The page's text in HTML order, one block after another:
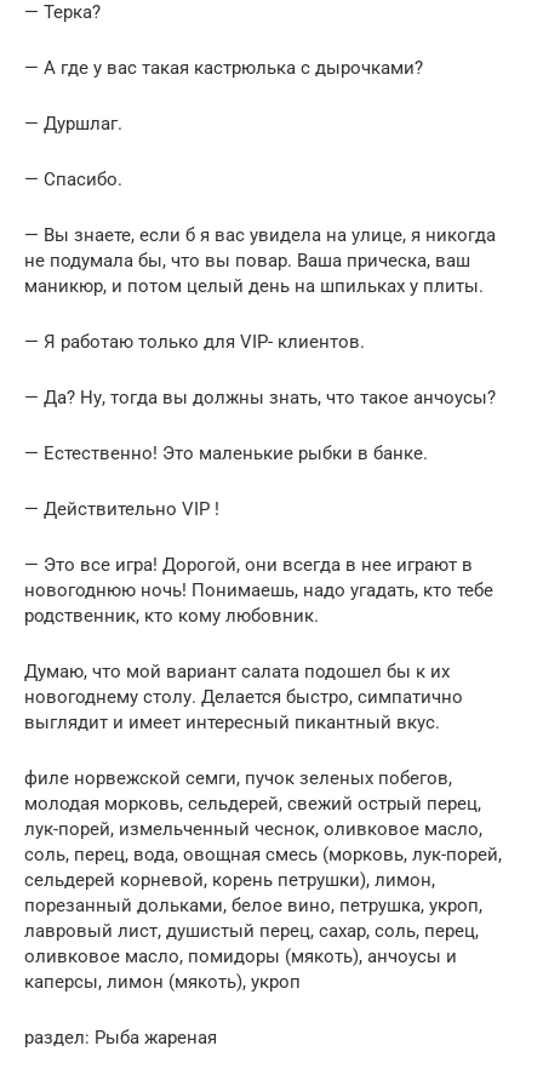
— Терка?
— А где у вас такая кастрюлька с дырочками?
— Дуршлаг.
— Спасибо.
— Вы знаете, если б я вас увидела на улице, я никогда
не подумала бы, что вы повар. Ваша прическа, ваш
маникюр, и потом целый день на шпильках у плиты.
— Я работаю только для VIP- клиентов.
— Да? Ну, тогда вы должны знать, что такое анчоусы?
— Естественно! Это маленькие рыбки в банке.
— Действительно VIP !
— Это все игра! Дорогой, они всегда в нее играют в
новогоднюю ночь! Понимаешь, надо угадать, кто тебе
родственник, кто кому любовник.
Думаю, что мой вариант салата подошел бы к их
новогоднему столу. Делается быстро, симпатично
выглядит и имеет интересный пикантный вкус.
филе норвежской семги, пучок зеленых побегов,
молодая морковь, сельдерей, свежий острый перец,
лук-порей, измельченный чеснок, оливковое масло,
соль, перец, вода, овощная смесь (морковь, лук-порей,
сельдерей корневой, корень петрушки), лимон,
порезанный дольками, белое вино, петрушка, укроп,
лавровый лист, душистый перец, сахар, соль, перец,
оливковое масло, помидоры (мякоть), анчоусы и
каперсы, лимон (мякоть), укроп
раздел: Рыба жареная